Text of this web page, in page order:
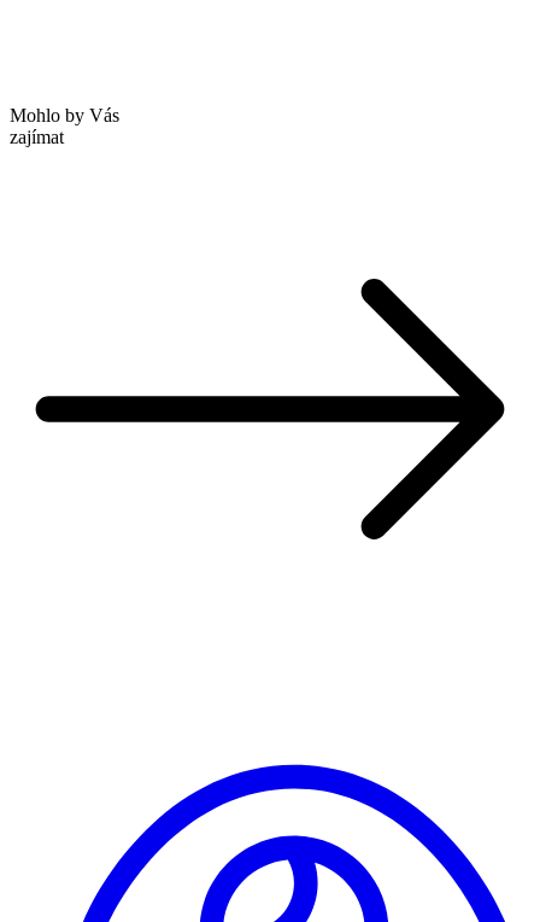
Mohlo by Vás
zajímat